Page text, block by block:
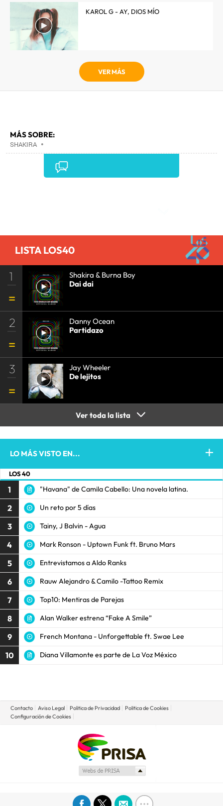
KAROL G - AY, DIOS MÍO
VER MÁS
MÁS SOBRE:
SHAKIRA •
LISTA LOS40
1
Shakira & Burna Boy
Dai dai
2
Danny Ocean
Partidazo
3
Jay Wheeler
De lejitos
Ver toda la lista
LO MÁS VISTO EN...
LOS 40
1 "Havana" de Camila Cabello: Una novela latina.
2 Un reto por 5 días
3 Tainy, J Balvin - Agua
4 Mark Ronson - Uptown Funk ft. Bruno Mars
5 Entrevistamos a Aldo Ranks
6 Rauw Alejandro & Camilo -Tattoo Remix
7 Top10: Mentiras de Parejas
8 Alan Walker estrena “Fake A Smile”
9 French Montana - Unforgettable ft. Swae Lee
10 Diana Villamonte es parte de La Voz México
Contacto Aviso Legal Politica de Privacidad
Politica de Cookies
Configuración de Cookies